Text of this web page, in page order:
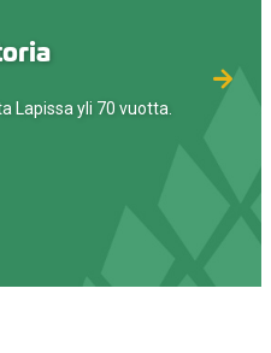
Lapissa yli 70 vuotta.